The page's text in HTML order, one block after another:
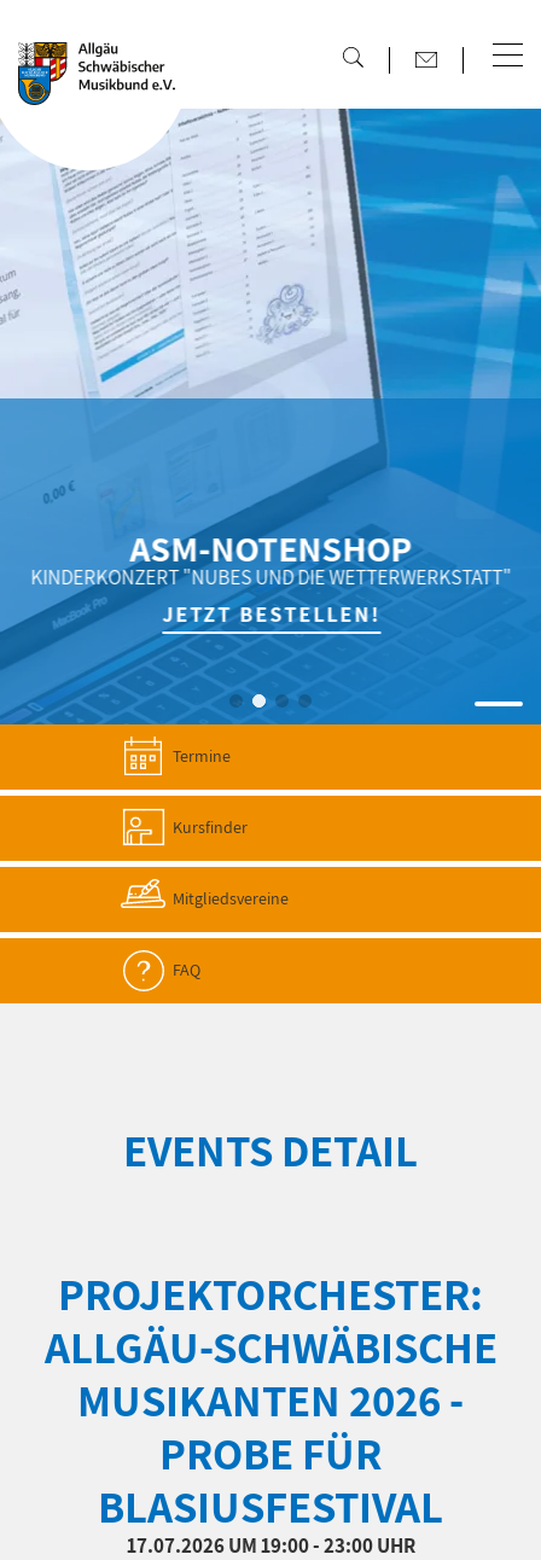
ASM-NOTENSHOP
KINDERKONZERT "NUBES UND DIE WETTERWERKSTATT"
JETZT BESTELLEN!
Termine
Kursfinder
Mitgliedsvereine
FAQ
EVENTS DETAIL
PROJEKTORCHESTER:
ALLGÄU-SCHWÄBISCHE
MUSIKANTEN 2026 -
PROBE FÜR
BLASIUSFESTIVAL
17.07.2026 UM 19:00 - 23:00 UHR